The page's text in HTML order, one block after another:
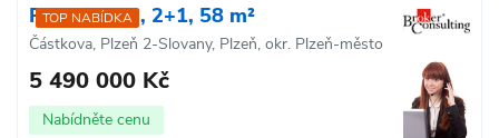
TOP NABÍDKA
Prodej bytu, 2+1, 58 m²
Částkova, Plzeň 2-Slovany, Plzeň, okr. Plzeň-město
5 490 000 Kč
Nabídněte cenu